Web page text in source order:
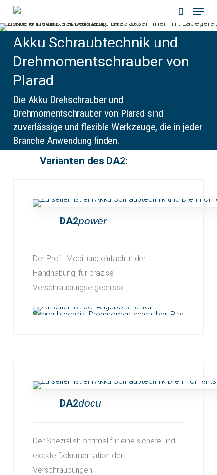
Skip
to
content
search
Menu
Akku Schraubtechnik und
Drehmomentschrauber von
Plarad
Die Akku Drehschrauber und
Drehmomentschrauber von Plarad sind
zuverlässige und flexible Werkzeuge, die in jeder
Branche Anwendung finden.
Varianten des DA2:
DA2power
Der Profi: Mobil und einfach in der
Handhabung, für präzise
Verschraubungsergebnisse.
DA2docu
Der Spezialist: optimal für eine sichere und
exakte Dokumentation der
Verschraubungen.